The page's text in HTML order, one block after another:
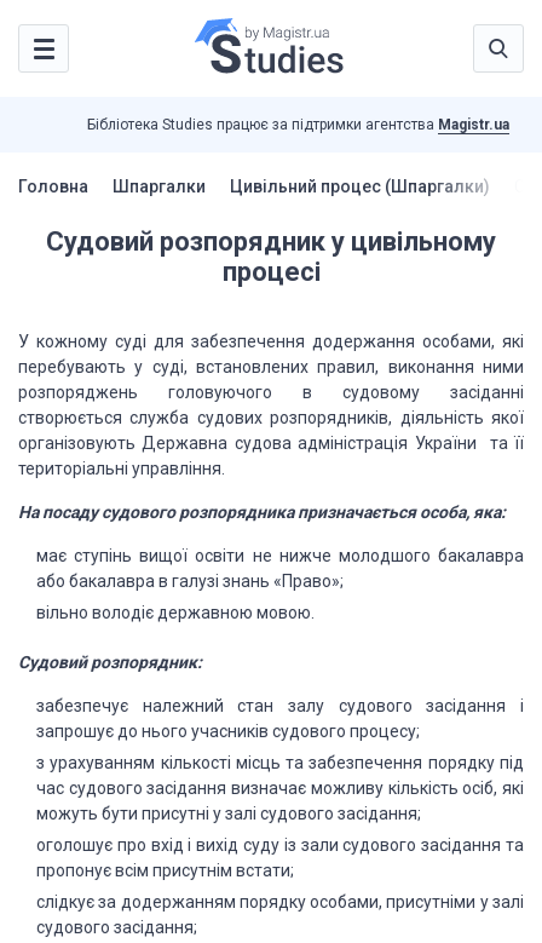
Бібліотека Studies працює за підтримки агентства Magistr.ua
Головна Шпаргалки Цивільний процес (Шпаргалки)
Судовий розпорядник у цивільному
процесі
У кожному суді для забезпечення додержання особами, які
перебувають у суді, встановлених правил, виконання ними
розпоряджень головуючого в судовому засіданні
створюється служба судових розпорядників, діяльність якої
організовують Державна судова адміністрація України та її
територіальні управління.
На посаду судового розпорядника призначається особа, яка:
має ступінь вищої освіти не нижче молодшого бакалавра
або бакалавра в галузі знань «Право»;
вільно володіє державною мовою.
Судовий розпорядник:
забезпечує належний стан залу судового засідання і
запрошує до нього учасників судового процесу;
з урахуванням кількості місць та забезпечення порядку під
час судового засідання визначає можливу кількість осіб, які
можуть бути присутні у залі судового засідання;
оголошує про вхід і вихід суду із зали судового засідання та
пропонує всім присутнім встати;
слідкує за додержанням порядку особами, присутніми у залі
судового засідання;